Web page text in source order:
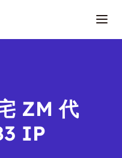
ZM 代
IP